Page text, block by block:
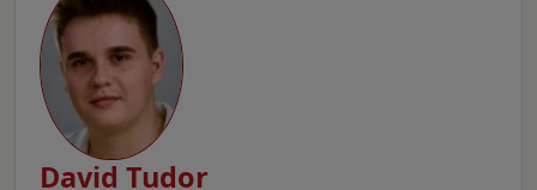
David Tudor